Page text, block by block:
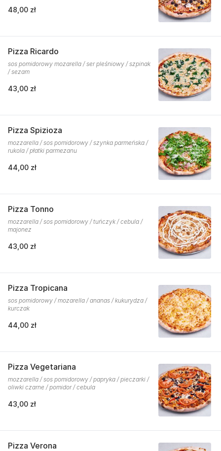
48,00 zł
Pizza Ricardo
sos pomidorowy mozarella / ser pleśniowy / szpinak
/ sezam
43,00 zł
Pizza Spizioza
mozzarella / sos pomidorowy / szynka parmeńska /
rukola / płatki parmezanu
44,00 zł
Pizza Tonno
mozzarella / sos pomidorowy / tuńczyk / cebula /
majonez
43,00 zł
Pizza Tropicana
sos pomidorowy / mozarella / ananas / kukurydza /
kurczak
44,00 zł
Pizza Vegetariana
mozzarella / sos pomidorowy / papryka / pieczarki /
oliwki czarne / pomidor / cebula
43,00 zł
Pizza Verona